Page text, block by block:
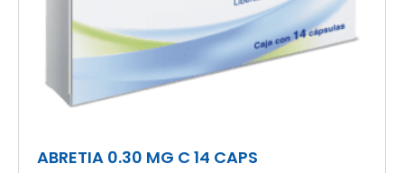
ABRETIA 0.30 MG C 14 CAPS